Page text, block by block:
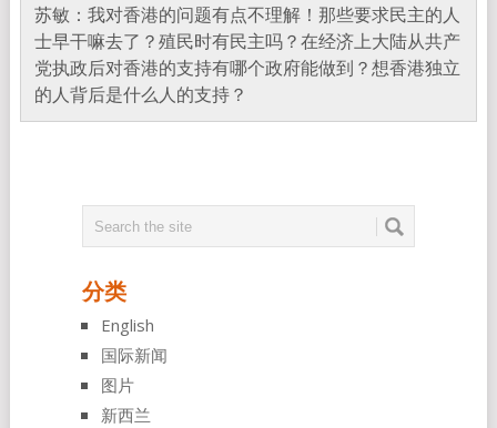
苏敏：我对香港的问题有点不理解！那些要求民主的人
士早干嘛去了？殖民时有民主吗？在经济上大陆从共产
党执政后对香港的支持有哪个政府能做到？想香港独立
的人背后是什么人的支持？
分类
English
国际新闻
图片
新西兰